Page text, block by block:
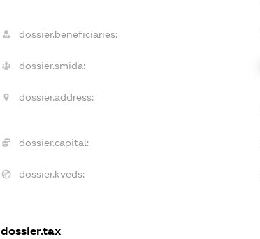
dossier.beneficiaries:
dossier.smida:
dossier.address:
dossier.capital:
dossier.kveds:
dossier.tax